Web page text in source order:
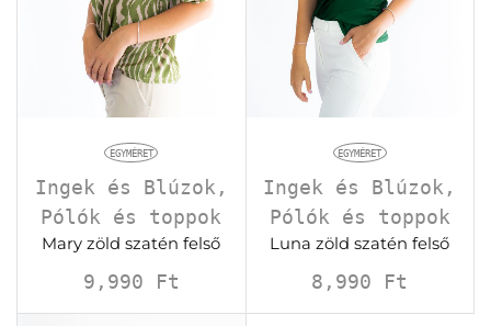
EGYMÉRET
Ingek és Blúzok ,
Pólók és toppok
Mary zöld szatén felső
9,990 Ft
EGYMÉRET
Ingek és Blúzok ,
Pólók és toppok
Luna zöld szatén felső
8,990 Ft